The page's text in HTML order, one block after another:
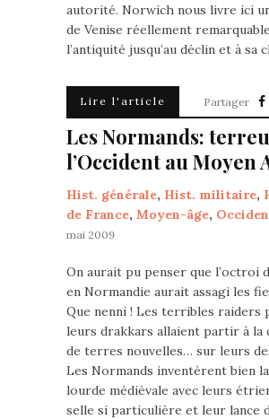
autorité. Norwich nous livre ici
de Venise réellement
l’antiquité jusqu’au déclin et à sa
Lire l'article Partager
Les Normands:
l’Occident au Moyen
Hist. générale, Hist. militaire,
de France, Moyen-âge,
mai 2009
On aurait pu penser que l’octroi
en Normandie aurait assagi les
Que nenni ! Les terribles raiders
leurs drakkars allaient partir à la
de terres nouvelles… sur leurs
Les Normands inventèrent bien
lourde médiévale avec leurs
selle si particulière et leur lance